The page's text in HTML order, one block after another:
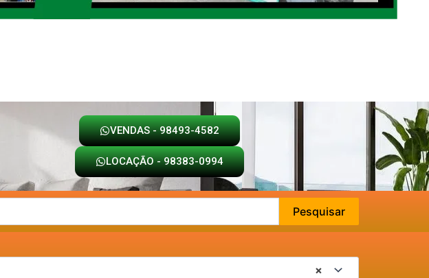
VENDAS - 98493-4582
LOCAÇÃO - 98383-0994
Pesquisar
×